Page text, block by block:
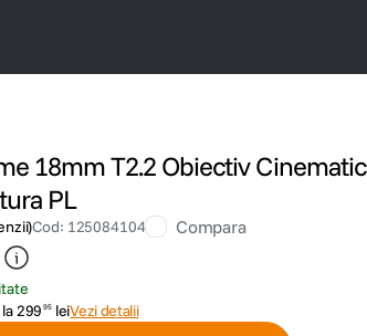
18mm T2.2 Obiectiv Cinematic
PL
)Cod: 125084104 Compara
299 95 leiVezi detalii